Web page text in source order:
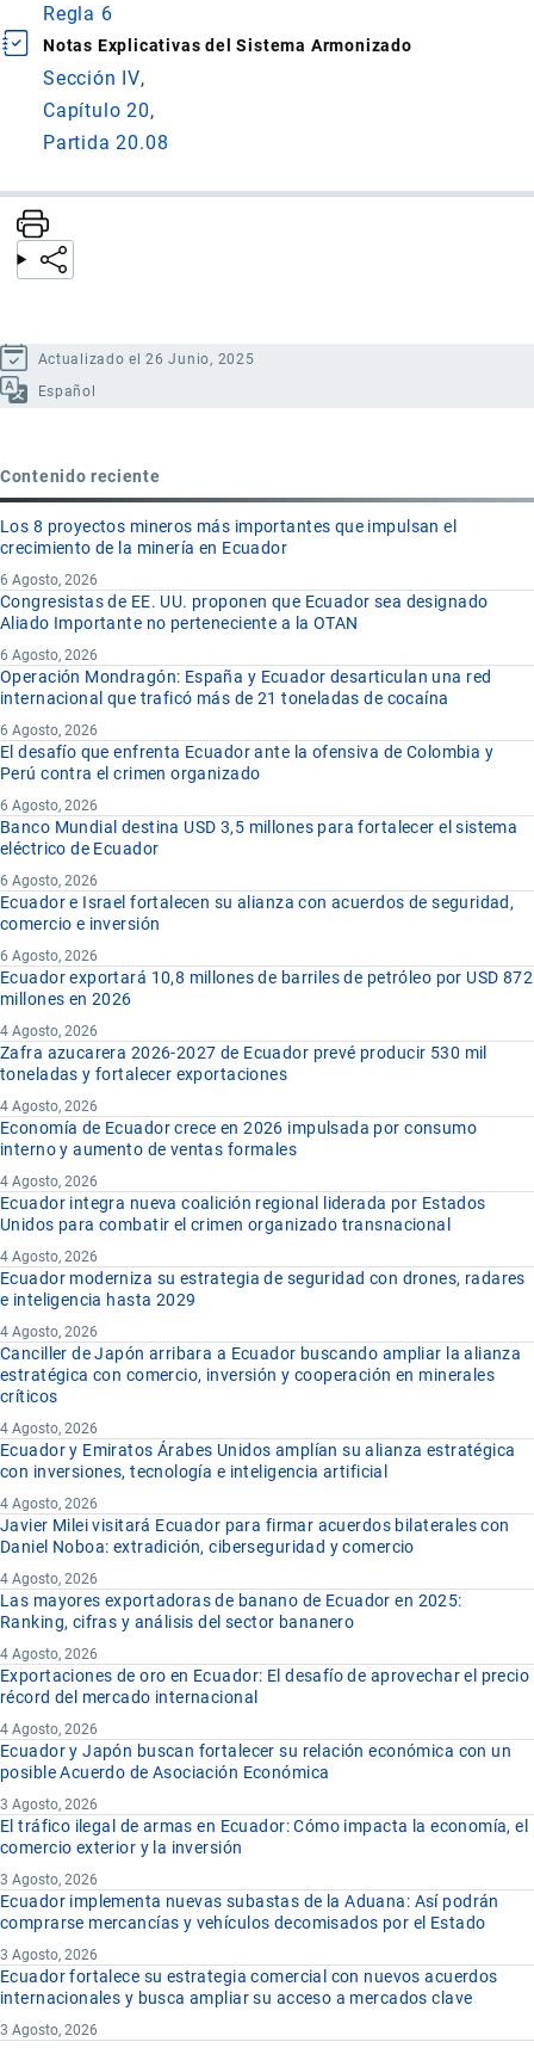
Regla 6
Notas Explicativas del Sistema Armonizado
Sección IV
Capítulo 20
Partida 20.08
Actualizado el 26 Junio, 2025
Español
Contenido reciente
Los 8 proyectos mineros más importantes que impulsan el
crecimiento de la minería en Ecuador
6 Agosto, 2026
Congresistas de EE. UU. proponen que Ecuador sea designado
Aliado Importante no perteneciente a la OTAN
6 Agosto, 2026
Operación Mondragón: España y Ecuador desarticulan una red
internacional que traficó más de 21 toneladas de cocaína
6 Agosto, 2026
El desafío que enfrenta Ecuador ante la ofensiva de Colombia y
Perú contra el crimen organizado
6 Agosto, 2026
Banco Mundial destina USD 3,5 millones para fortalecer el sistema
eléctrico de Ecuador
6 Agosto, 2026
Ecuador e Israel fortalecen su alianza con acuerdos de seguridad,
comercio e inversión
6 Agosto, 2026
Ecuador exportará 10,8 millones de barriles de petróleo por USD 872
millones en 2026
4 Agosto, 2026
Zafra azucarera 2026-2027 de Ecuador prevé producir 530 mil
toneladas y fortalecer exportaciones
4 Agosto, 2026
Economía de Ecuador crece en 2026 impulsada por consumo
interno y aumento de ventas formales
4 Agosto, 2026
Ecuador integra nueva coalición regional liderada por Estados
Unidos para combatir el crimen organizado transnacional
4 Agosto, 2026
Ecuador moderniza su estrategia de seguridad con drones, radares
e inteligencia hasta 2029
4 Agosto, 2026
Canciller de Japón arribara a Ecuador buscando ampliar la alianza
estratégica con comercio, inversión y cooperación en minerales
críticos
4 Agosto, 2026
Ecuador y Emiratos Árabes Unidos amplían su alianza estratégica
con inversiones, tecnología e inteligencia artificial
4 Agosto, 2026
Javier Milei visitará Ecuador para firmar acuerdos bilaterales con
Daniel Noboa: extradición, ciberseguridad y comercio
4 Agosto, 2026
Las mayores exportadoras de banano de Ecuador en 2025:
Ranking, cifras y análisis del sector bananero
4 Agosto, 2026
Exportaciones de oro en Ecuador: El desafío de aprovechar el precio
récord del mercado internacional
4 Agosto, 2026
Ecuador y Japón buscan fortalecer su relación económica con un
posible Acuerdo de Asociación Económica
3 Agosto, 2026
El tráfico ilegal de armas en Ecuador: Cómo impacta la economía, el
comercio exterior y la inversión
3 Agosto, 2026
Ecuador implementa nuevas subastas de la Aduana: Así podrán
comprarse mercancías y vehículos decomisados por el Estado
3 Agosto, 2026
Ecuador fortalece su estrategia comercial con nuevos acuerdos
internacionales y busca ampliar su acceso a mercados clave
3 Agosto, 2026